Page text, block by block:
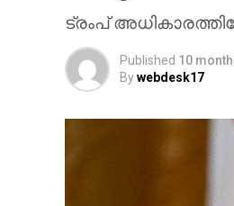
ട്രംപ്
Published 10
Bywebdesk17